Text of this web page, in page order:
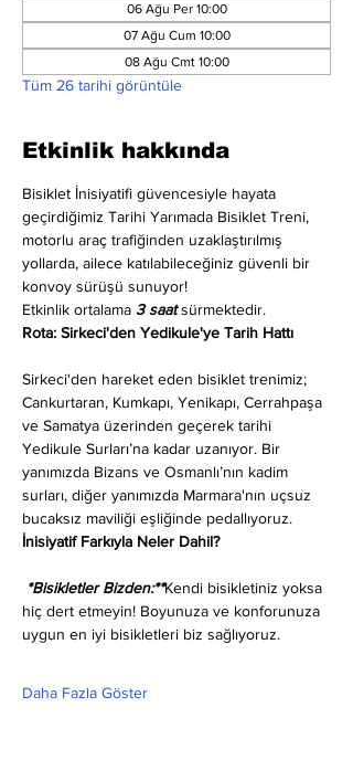
06 Ağu Per 10:00
07 Ağu Cum 10:00
08 Ağu Cmt 10:00
Tüm 26 tarihi görüntüle
Etkinlik hakkında
Bisiklet İnisiyatifi güvencesiyle hayata
geçirdiğimiz Tarihi Yarımada Bisiklet Treni,
motorlu araç trafiğinden uzaklaştırılmış
yollarda, ailece katılabileceğiniz güvenli bir
konvoy sürüşü sunuyor!
Etkinlik ortalama 3 saat sürmektedir.
Rota: Sirkeci'den Yedikule'ye Tarih Hattı
Sirkeci'den hareket eden bisiklet trenimiz;
Cankurtaran, Kumkapı, Yenikapı, Cerrahpaşa
ve Samatya üzerinden geçerek tarihi
Yedikule Surları’na kadar uzanıyor. Bir
yanımızda Bizans ve Osmanlı’nın kadim
surları, diğer yanımızda Marmara'nın uçsuz
bucaksız maviliği eşliğinde pedallıyoruz.
İnisiyatif Farkıyla Neler Dahil?
*Bisikletler Bizden:**Kendi bisikletiniz yoksa
hiç dert etmeyin! Boyunuza ve konforunuza
uygun en iyi bisikletleri biz sağlıyoruz.
Daha Fazla Göster